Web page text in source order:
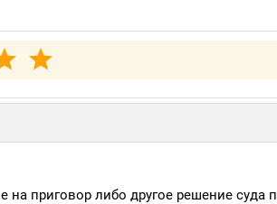
приговор либо другое решение суда